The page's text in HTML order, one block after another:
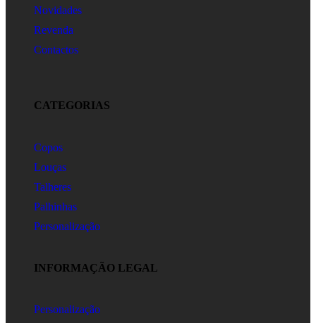
Novidades
Revenda
Contactos
CATEGORIAS
Copos
Louças
Talheres
Palhinhas
Personalização
INFORMAÇÃO LEGAL
Personalização